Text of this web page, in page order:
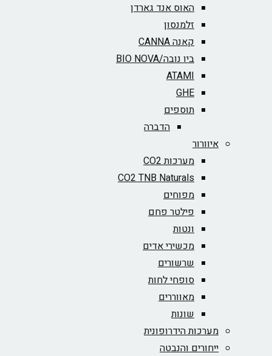
האוס אנד גארדן
זלמנסון
קאנה CANNA
ביו נובה/BIO NOVA‏
ATAMI
GHE
תוספים
הדברה
איוורור
מערכות CO2
CO2 TNB Naturals
מפוחים
פילטר פחם
ונטות
מכשירי אדים
שרשורים
סופחי לחות
מאווררים
שונות
מערכות הידרופונית
ייחורים והנבטה